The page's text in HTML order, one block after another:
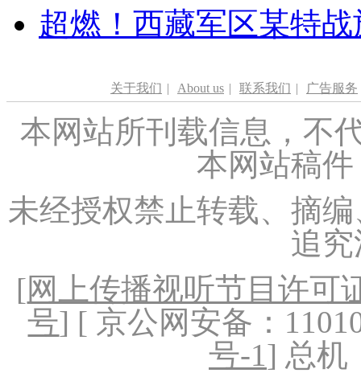
超燃！西藏军区某特
关于我们 | About us | 联系我们 | 广告服务
本网站所刊载信息，不
本网站稿
未经授权禁止转载、摘
追
[网上传播视听节目许可
号] [ 京公网安备：
号-1] 总机